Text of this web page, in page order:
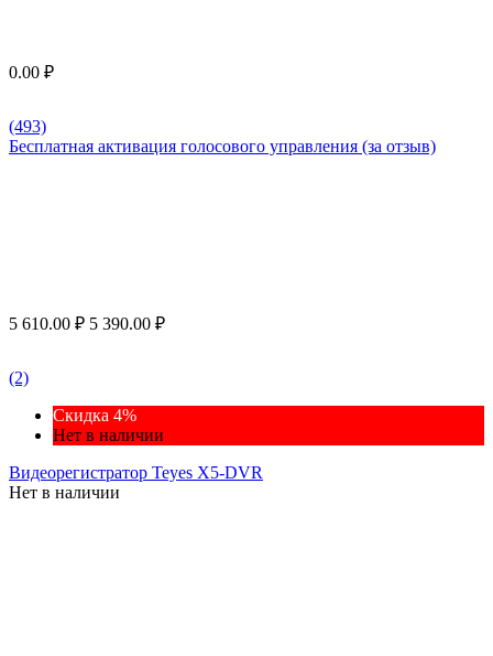
0.00 ₽
(493)
Бесплатная активация голосового управления (за отзыв)
5 610.00 ₽ 5 390.00 ₽
(2)
Скидка 4%
Нет в наличии
Видеорегистратор Teyes X5-DVR
Нет в наличии